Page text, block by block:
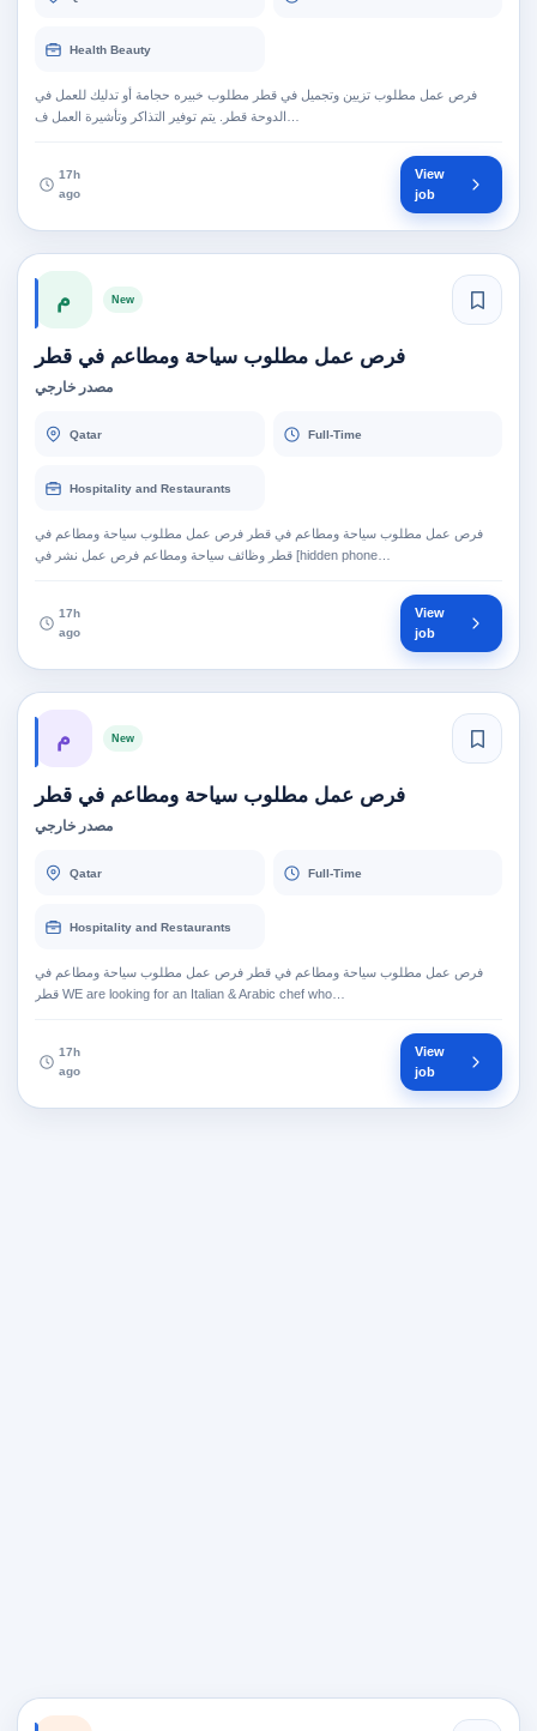
Health Beauty
فرص عمل مطلوب تزيين وتجميل في قطر مطلوب خبيره حجامة أو تدليك للعمل في
17h
ago
View
job
م New
فرص عمل مطلوب سياحة ومطاعم في قطر
مصدر خارجي
Qatar Full-Time
Hospitality and Restaurants
فرص عمل مطلوب سياحة ومطاعم في قطر فرص عمل مطلوب سياحة ومطاعم في
قطر وظائف سياحة ومطاعم فرص عمل نشر في [hidden phone…
17h
ago
View
job
م New
فرص عمل مطلوب سياحة ومطاعم في قطر
مصدر خارجي
Qatar Full-Time
Hospitality and Restaurants
فرص عمل مطلوب سياحة ومطاعم في قطر فرص عمل مطلوب سياحة ومطاعم في
قطر WE are looking for an Italian & Arabic chef who…
17h
ago
View
job